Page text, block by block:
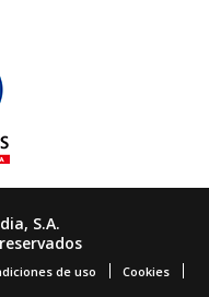
S.A.
de uso Cookies